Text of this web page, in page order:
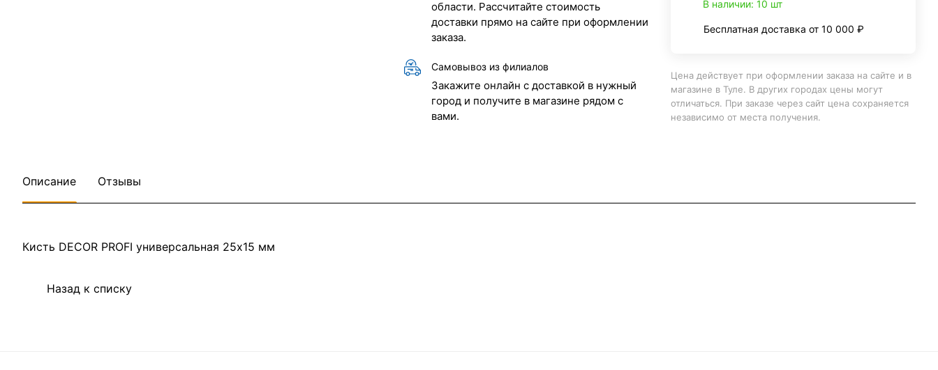
области. Рассчитайте стоимость
доставки прямо на сайте при оформлении
заказа.
Самовывоз из филиалов
Закажите онлайн с доставкой в нужный
город и получите в магазине рядом с
вами.
В наличии: 10 шт
Бесплатная доставка от 10 000 ₽
Цена действует при оформлении заказа на сайте и в
магазине в Туле. В других городах цены могут
отличаться. При заказе через сайт цена сохраняется
независимо от места получения.
Описание Отзывы
Кисть DECOR PROFI универсальная 25х15 мм
Назад к списку